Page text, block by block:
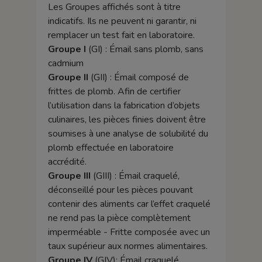
Les Groupes affichés sont à titre
indicatifs. Ils ne peuvent ni garantir, ni
remplacer un test fait en laboratoire.
Groupe I (GI) : Émail sans plomb, sans
cadmium
Groupe II (GII) : Émail composé de
frittes de plomb. Afin de certifier
l’utilisation dans la fabrication d’objets
culinaires, les pièces finies doivent être
soumises à une analyse de solubilité du
plomb effectuée en laboratoire
accrédité.
Groupe III (GIII) : Émail craquelé,
déconseillé pour les pièces pouvant
contenir des aliments car l’effet craquelé
ne rend pas la pièce complètement
imperméable - Fritte composée avec un
taux supérieur aux normes alimentaires.